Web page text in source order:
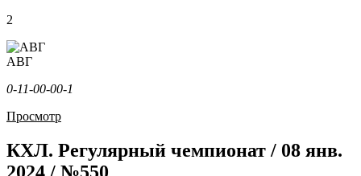
2
АВГ
0-11-00-00-1
Просмотр
КХЛ. Регулярный чемпионат / 08 янв.